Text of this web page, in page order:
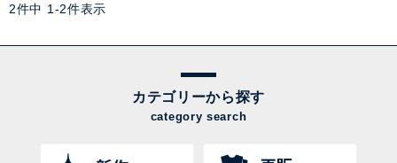
2件中 1 -2件表示
カテゴリーから探す
category search